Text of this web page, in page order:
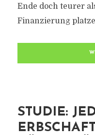
Ende doch teurer
Finanzierung
STUDIE: